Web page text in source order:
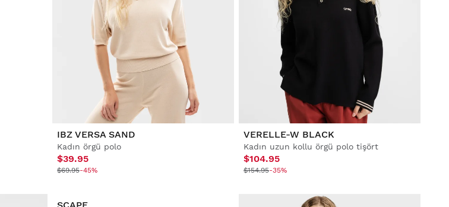
IBZ VERSA SAND
Kadın örgü polo
$39.95
$69.95-45%
VERELLE-W BLACK
Kadın uzun kollu örgü polo tişört
$104.95
$154.95-35%